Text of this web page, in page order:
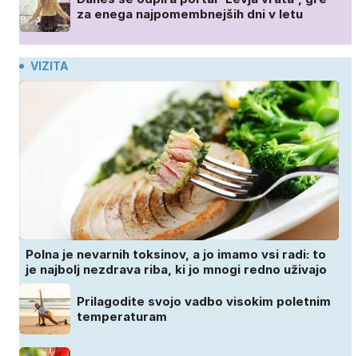
za enega najpomembnejših dni v letu
VIZITA
Polna je nevarnih toksinov, a jo imamo vsi radi: to
je najbolj nezdrava riba, ki jo mnogi redno uživajo
Prilagodite svojo vadbo visokim poletnim
temperaturam